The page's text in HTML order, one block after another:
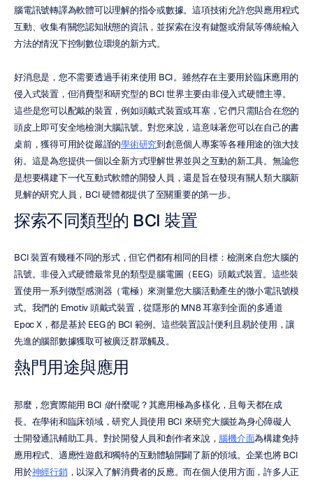
腦電訊號轉譯為軟體可以理解的指令或數據。這項技術允許您與應用程式
互動、收集有關您認知狀態的資訊，並探索在沒有鍵盤或滑鼠等傳統輸入
方法的情況下控制數位環境的新方式。
好消息是，您不需要透過手術來使用 BCI。雖然存在主要用於臨床應用的
侵入式裝置，但消費型和研究型的 BCI 世界主要由非侵入式硬體主導。
這些是您可以配戴的裝置，例如頭戴式裝置或耳塞，它們只需貼合在您的
頭皮上即可安全地檢測大腦訊號。對您來說，這意味著您可以在自己的書
桌前，獲得可用於從嚴謹的學術研究到創意個人專案等各種用途的強大技
術。這是為您提供一個以全新方式理解世界並與之互動的新工具。無論您
是想要構建下一代互動式軟體的開發人員，還是旨在發現有關人類大腦新
見解的研究人員，BCI 硬體都提供了至關重要的第一步。
探索不同類型的 BCI 裝置
BCI 裝置有幾種不同的形式，但它們都有相同的目標：檢測來自您大腦的
訊號。非侵入式硬體最常見的類型是腦電圖（EEG）頭戴式裝置。這些裝
置使用一系列微型感測器（電極）來測量您大腦活動產生的微小電訊號模
式。我們的 Emotiv 頭戴式裝置，從隱形的 MN8 耳塞到全面的多通道
Epoc X，都是基於 EEG 的 BCI 範例。這些裝置設計便利且易於使用，讓
先進的腦部數據獲取可被廣泛群眾觸及。
熱門用途與應用
那麼，您實際能用 BCI 做什麼呢？其應用極為多樣化，且每天都在成
長。在學術和臨床領域，研究人員使用 BCI 來研究大腦並為身心障礙人
士開發通訊輔助工具。對於開發人員和創作者來說， 腦機介面為構建免持
應用程式、適應性遊戲和獨特的互動體驗開闢了新的領域。企業也將 BCI
用於神經行銷，以深入了解消費者的反應。而在個人使用方面，許多人正